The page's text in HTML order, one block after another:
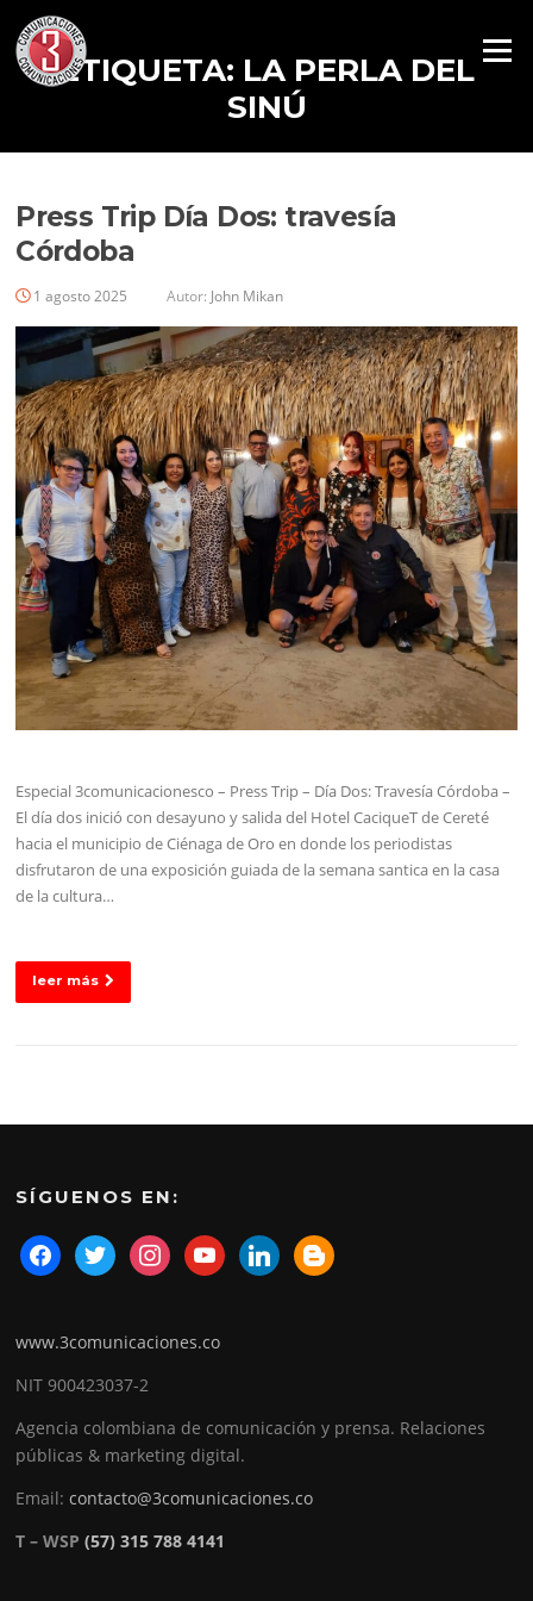
Menú
ETIQUETA: LA PERLA DEL
SINÚ
Press Trip Día Dos: travesía
Córdoba
1 agosto 2025 Autor: John Mikan
Especial 3comunicacionesco – Press Trip – Día Dos: Travesía Córdoba –
El día dos inició con desayuno y salida del Hotel CaciqueT de Cereté
hacia el municipio de Ciénaga de Oro en donde los periodistas
disfrutaron de una exposición guiada de la semana santica en la casa
de la cultura…
leer más
SÍGUENOS EN:
www.3comunicaciones.co
NIT 900423037-2
Agencia colombiana de comunicación y prensa. Relaciones
públicas & marketing digital.
Email:contacto@3comunicaciones.co
T – WSP(57) 315 788 4141